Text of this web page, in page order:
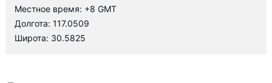
Местное время: +8 GMT
Долгота: 117.0509
Широта: 30.5825